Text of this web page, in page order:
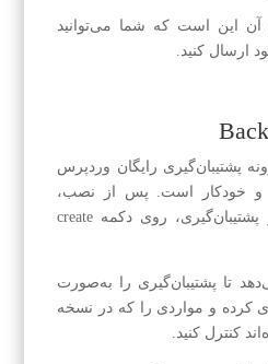
آن این است که شما می‌توانید
ارسال کنید.
پشتیبان‌گیری رایگان وردپرس
و خودکار است. پس از نصب،
می‌توانید برای شروع کار پشتیبان‌گیری، روی دکمه create
تا پشتیبان‌گیری را به‌صورت
کرده و مواردی را که در نسخه
کنترل کنید.